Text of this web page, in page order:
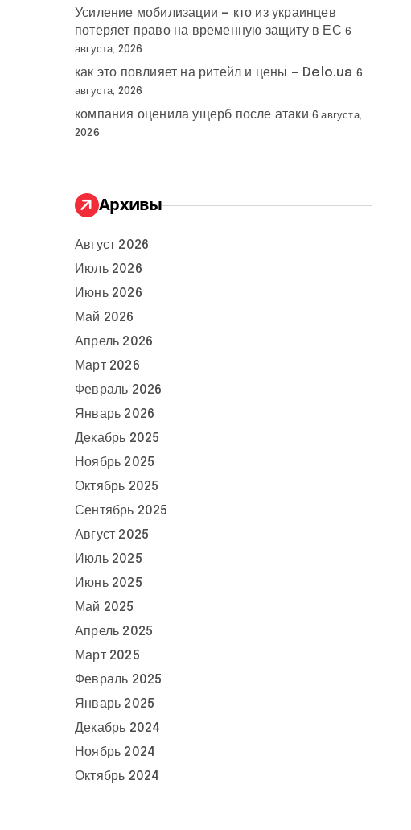
Усиление мобилизации — кто из украинцев
потеряет право на временную защиту в ЕС 6
августа, 2026
как это повлияет на ритейл и цены — Delo.ua 6
августа, 2026
компания оценила ущерб после атаки 6 августа,
2026
Архивы
Август 2026
Июль 2026
Июнь 2026
Май 2026
Апрель 2026
Март 2026
Февраль 2026
Январь 2026
Декабрь 2025
Ноябрь 2025
Октябрь 2025
Сентябрь 2025
Август 2025
Июль 2025
Июнь 2025
Май 2025
Апрель 2025
Март 2025
Февраль 2025
Январь 2025
Декабрь 2024
Ноябрь 2024
Октябрь 2024